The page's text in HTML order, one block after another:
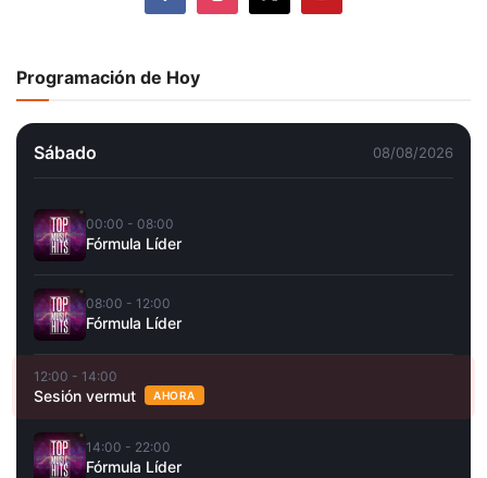
Programación de Hoy
Sábado 08/08/2026
00:00 - 08:00
Fórmula Líder
08:00 - 12:00
Fórmula Líder
12:00 - 14:00
Sesión vermut AHORA
14:00 - 22:00
Fórmula Líder